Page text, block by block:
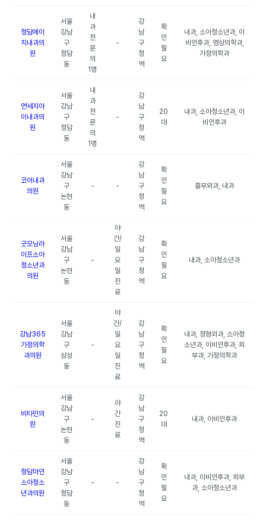
청담에이
치내과의
원
서울
강남
구
청담
동
내
과
전
문
의
1명
-
강
남
구
청
역
확
인
필
요
내과, 소아청소년과, 이
비인후과, 영상의학과,
가정의학과
연세지아
이내과의
원
서울
강남
구
청담
동
내
과
전
문
의
1명
-
강
남
구
청
역
20
대
내과, 소아청소년과, 이
비인후과
코어내과
의원
서울
강남
구
논현
동
- -
강
남
구
청
역
확
인
필
요
흉부외과, 내과
굿모닝라
이프소아
청소년과
의원
서울
강남
구
논현
동
-
야
간/
일
요
일
진
료
강
남
구
청
역
확
인
필
요
내과, 소아청소년과
강남365
가정의학
과의원
서울
강남
구
삼성
동
-
야
간/
일
요
일
진
료
강
남
구
청
역
확
인
필
요
내과, 정형외과, 소아청
소년과, 이비인후과, 피
부과, 가정의학과
비타민의
원
서울
강남
구
논현
동
-
야
간
진
료
강
남
구
청
역
20
대
내과, 이비인후과
청담마인
소아청소
년과의원
서울
강남
구
청담
동
- -
강
남
구
청
역
확
인
필
요
내과, 이비인후과, 피부
과, 소아청소년과